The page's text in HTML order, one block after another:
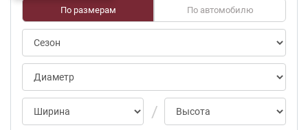
По размерам По автомобилю